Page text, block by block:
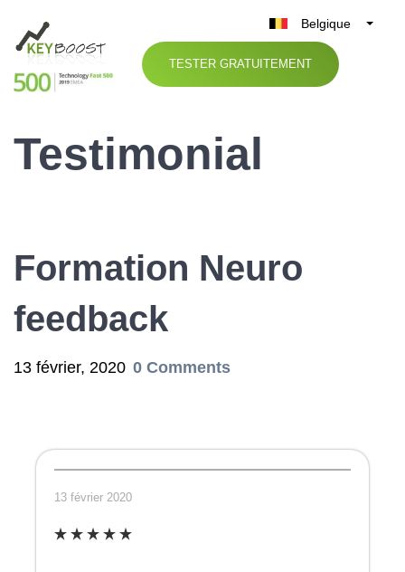
Belgique
België
Nederland
TESTER GRATUITEMENT
Testimonial
Formation Neuro
feedback
13 février, 2020 0 Comments
13 février 2020